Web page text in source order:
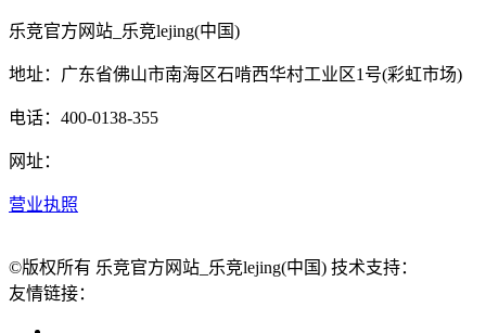
乐竞官方网站_乐竞lejing(中国)
地址：广东省佛山市南海区石啃西华村工业区1号(彩虹市场)
电话：400-0138-355
网址：
营业执照
©版权所有 乐竞官方网站_乐竞lejing(中国) 技术支持：
友情链接：